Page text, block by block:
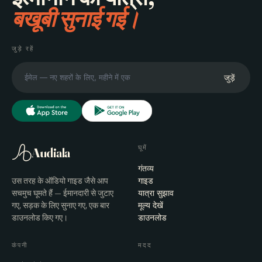
बखूबी सुनाई गई।
जुड़े रहें
जुड़ें
Audiala
उस तरह के ऑडियो गाइड जैसे आप
सचमुच घूमते हैं — ईमानदारी से जुटाए
गए, सड़क के लिए सुनाए गए, एक बार
डाउनलोड किए गए।
घूमें
गंतव्य
गाइड
यात्रा सुझाव
मूल्य देखें
डाउनलोड
कंपनी मदद